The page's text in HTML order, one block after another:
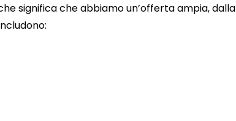
significa che abbiamo un’offerta ampia, dalla